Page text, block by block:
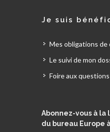
Je suis
Mes obligations de
Le suivi de mon
Foire aux
Abonnez-vous à
du bureau Europe